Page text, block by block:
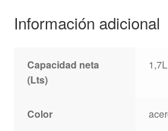
Información adicional
Capacidad neta
(Lts)
1,7L
Color